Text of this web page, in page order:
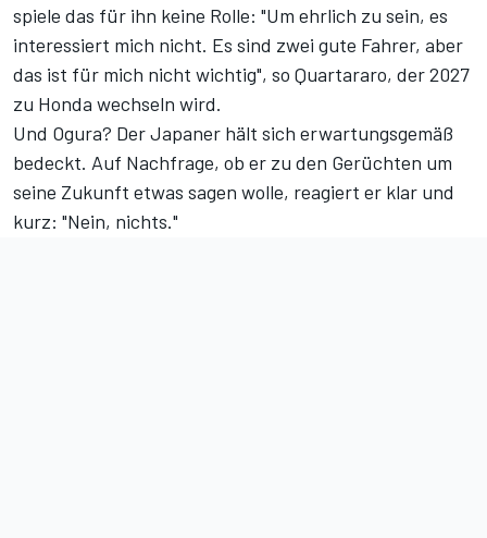
spiele das für ihn keine Rolle: "Um ehrlich zu sein, es
interessiert mich nicht. Es sind zwei gute Fahrer, aber
das ist für mich nicht wichtig", so Quartararo, der 2027
zu Honda wechseln wird.
Und Ogura? Der Japaner hält sich erwartungsgemäß
bedeckt. Auf Nachfrage, ob er zu den Gerüchten um
seine Zukunft etwas sagen wolle, reagiert er klar und
kurz: "Nein, nichts."